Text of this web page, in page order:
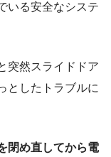
いる安全なシステ
突然スライドドア
としたトラブルに
閉め直してから電